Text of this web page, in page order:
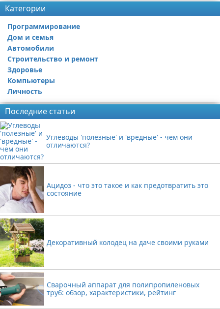
Категории
Программирование
Дом и семья
Автомобили
Строительство и ремонт
Здоровье
Компьютеры
Личность
Последние статьи
Углеводы 'полезные' и 'вредные' - чем они
отличаются?
Ацидоз - что это такое и как предотвратить это
состояние
Декоративный колодец на даче своими руками
Сварочный аппарат для полипропиленовых
труб: обзор, характеристики, рейтинг